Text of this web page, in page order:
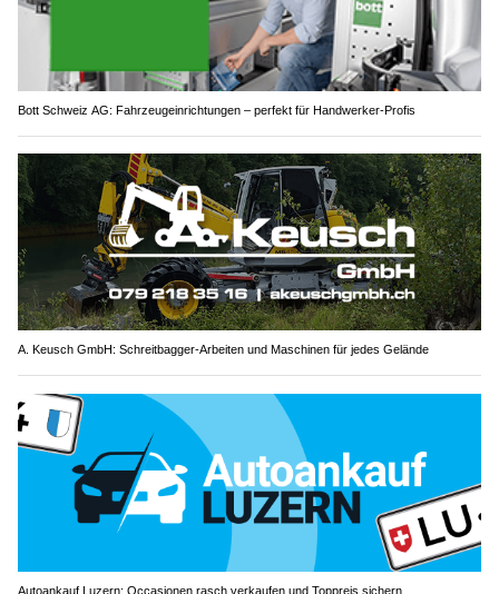
Bott Schweiz AG: Fahrzeugeinrichtungen – perfekt für Handwerker-Profis
A. Keusch GmbH: Schreitbagger-Arbeiten und Maschinen für jedes Gelände
Autoankauf Luzern: Occasionen rasch verkaufen und Toppreis sichern